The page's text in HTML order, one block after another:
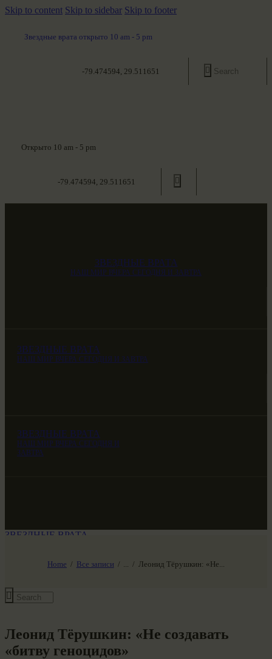
Skip to content Skip to sidebar Skip to footer
Звездные врата открыто 10 am - 5 pm
-79.474594, 29.511651
Открыто 10 am - 5 pm
-79.474594, 29.511651
ЗВЕЗДНЫЕ ВРАТА
НАШ МИР ВЧЕРА СЕГОДНЯ И ЗАВТРА
ЗВЕЗДНЫЕ ВРАТА
НАШ МИР ВЧЕРА СЕГОДНЯ И ЗАВТРА
ЗВЕЗДНЫЕ ВРАТА
НАШ МИР ВЧЕРА СЕГОДНЯ И
ЗАВТРА
Home Все записи Леонид Тёрушкин: «Не...
ЗВЕЗДНЫЕ ВРАТА
SG-6
Леонид Тёрушкин: «Не создавать
«битву геноцидов»